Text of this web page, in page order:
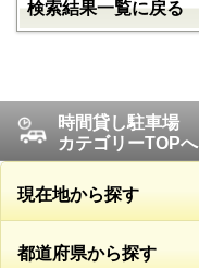
検索結果一覧に戻る
時間貸し駐車場
カテゴリーTOPへ
現在地から探す
都道府県から探す